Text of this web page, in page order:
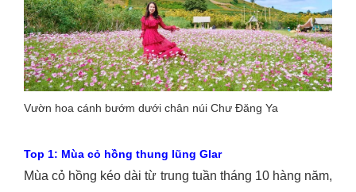
Vườn hoa cánh bướm dưới chân núi Chư Đăng Ya
Top 1: Mùa cỏ hồng thung lũng Glar
Mùa cỏ hồng kéo dài từ trung tuần tháng 10 hàng năm,